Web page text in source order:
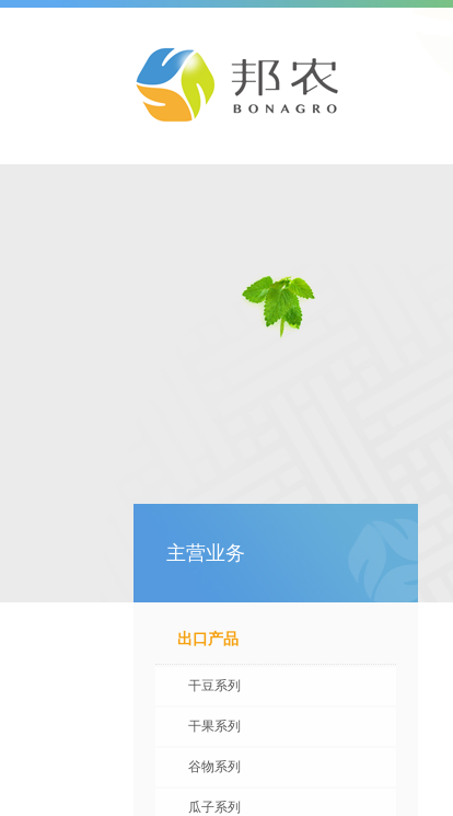
主营业务
出口产品
干豆系列
干果系列
谷物系列
瓜子系列